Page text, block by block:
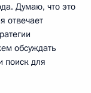
Думаю, что это
отвечает
обсуждать
поиск для